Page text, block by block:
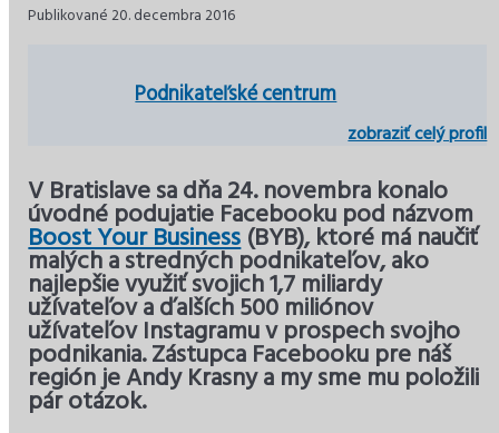
Publikované 20. decembra 2016
Podnikateľské centrum
zobraziť celý profil
V Bratislave sa dňa 24. novembra konalo
úvodné podujatie Facebooku pod názvom
Boost Your Business(BYB), ktoré má naučiť
malých a stredných podnikateľov, ako
najlepšie využiť svojich 1,7 miliardy
užívateľov a ďalších 500 miliónov
užívateľov Instagramu v prospech svojho
podnikania. Zástupca Facebooku pre náš
región je Andy Krasny a my sme mu položili
pár otázok.